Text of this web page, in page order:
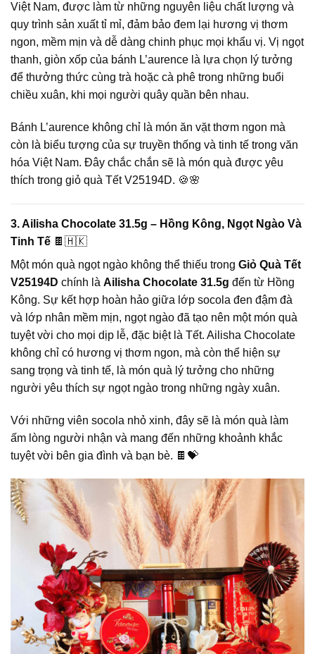
Việt Nam, được làm từ những nguyên liệu chất lượng và
quy trình sản xuất tỉ mỉ, đảm bảo đem lại hương vị thơm
ngon, mềm mịn và dễ dàng chinh phục mọi khẩu vị. Vị ngọt
thanh, giòn xốp của bánh L’aurence là lựa chọn lý tưởng
để thưởng thức cùng trà hoặc cà phê trong những buổi
chiều xuân, khi mọi người quây quần bên nhau.
Bánh L’aurence không chỉ là món ăn vặt thơm ngon mà
còn là biểu tượng của sự truyền thống và tinh tế trong văn
hóa Việt Nam. Đây chắc chắn sẽ là món quà được yêu
thích trong giỏ quà Tết V25194D. 🍪🌸
3. Ailisha Chocolate 31.5g – Hồng Kông, Ngọt Ngào Và
Tinh Tế 🍫🇭🇰
Một món quà ngọt ngào không thể thiếu trong Giỏ Quà Tết
V25194D chính là Ailisha Chocolate 31.5g đến từ Hồng
Kông. Sự kết hợp hoàn hảo giữa lớp socola đen đậm đà
và lớp nhân mềm mịn, ngọt ngào đã tạo nên một món quà
tuyệt vời cho mọi dịp lễ, đặc biệt là Tết. Ailisha Chocolate
không chỉ có hương vị thơm ngon, mà còn thể hiện sự
sang trọng và tinh tế, là món quà lý tưởng cho những
người yêu thích sự ngọt ngào trong những ngày xuân.
Với những viên socola nhỏ xinh, đây sẽ là món quà làm
ấm lòng người nhận và mang đến những khoảnh khắc
tuyệt vời bên gia đình và bạn bè. 🍫💝